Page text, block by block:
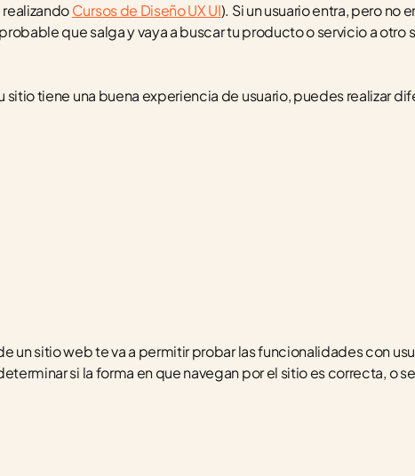
Cursos de Diseño UX UI). Si un usuario entra, pero no
que salga y vaya a buscar tu producto o servicio a otro
sitio tiene una buena experiencia de usuario, puedes realizar
un sitio web te va a permitir probar las funcionalidades con
si la forma en que navegan por el sitio es correcta, o